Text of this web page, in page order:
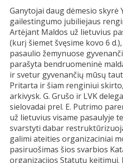
Ganytojai daug dėmesio skyrė
gailestingumo jubiliejaus
Artėjant Maldos už lietuvius
(kurį šiemet švęsime kovo 6
pasaulio žemynuose
parašyta bendruomeninė
ir svetur gyvenančių mūsų
Pritarta ir šiam renginiui
arkivysk. G. Grušo ir LVK
sielovadai prel. E. Putrimo
už lietuvius visame pasaulyje
svarstyti dabar
galimi ateities organizaciniai
pasiruošimas šios svarbios
organizacijos Statutų keitimui.